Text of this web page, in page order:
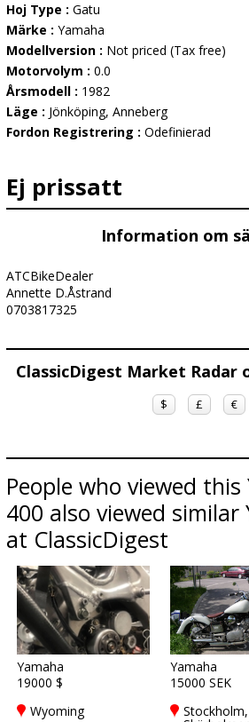
Hoj Type : Gatu
Märke : Yamaha
Modellversion : Not priced (Tax free)
Motorvolym : 0.0
Årsmodell : 1982
Läge : Jönköping, Anneberg
Fordon Registrering : Odefinierad
Ej prissatt
Information om
ATCBikeDealer
Annette D.Åstrand
0703817325
ClassicDigest Market Radar
$ £ €
People who viewed this
400 also viewed similar
at ClassicDigest
Yamaha
19000 $
Wyoming
Yamaha
15000 SEK
Stockholm,